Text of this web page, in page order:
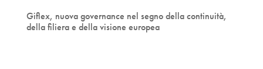
Giflex, nuova governance nel segno della continuità,
della filiera e della visione europea